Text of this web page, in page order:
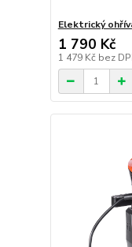
Elektrický
1 790 Kč
1 479 Kč bez